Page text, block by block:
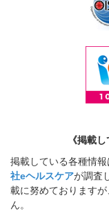
《掲載
掲載している各種情
社eヘルスケアが調査
載に努めております
ん。